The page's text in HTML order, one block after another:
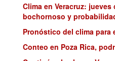
Clima en Veracruz:
bochornoso y
Pronóstico del clima para
Conteo en Poza Rica,